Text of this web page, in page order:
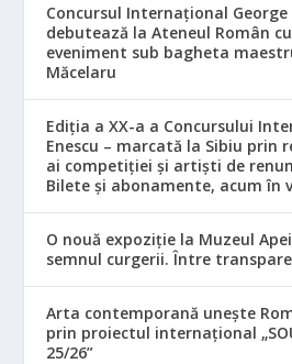
Concursul Internațional George
debutează la Ateneul Român
eveniment sub bagheta
Măcelaru
Ediția a XX-a a Concursului
Enescu – marcată la Sibiu prin
ai competiției și artiști de
Bilete și abonamente, acum în
O nouă expoziție la Muzeul
semnul curgerii. Între
Arta contemporană unește
prin proiectul internațional
25/26”